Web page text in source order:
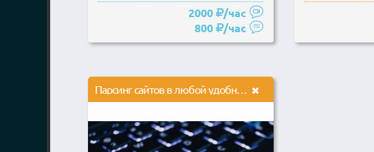
2000
/час
800
/час
Парсинг сайтов в любой удобный для Вас формат